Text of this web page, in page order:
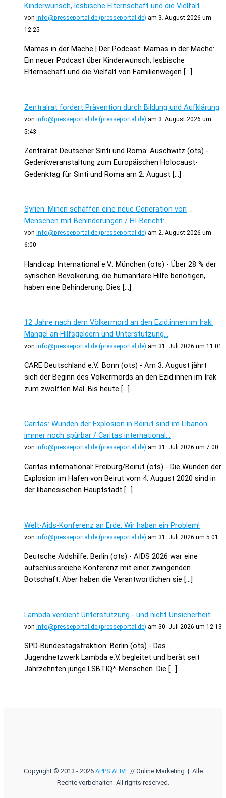
Kinderwunsch, lesbische Elternschaft und die Vielfalt...
von info@presseportal.de (presseportal.de) am 3. August 2026 um
12:25
Mamas in der Mache | Der Podcast: Mamas in der Mache:
Ein neuer Podcast über Kinderwunsch, lesbische
Elternschaft und die Vielfalt von Familienwegen […]
Zentralrat fordert Prävention durch Bildung und Aufklärung
von info@presseportal.de (presseportal.de) am 3. August 2026 um
5:43
Zentralrat Deutscher Sinti und Roma: Auschwitz (ots) -
Gedenkveranstaltung zum Europäischen Holocaust-
Gedenktag für Sinti und Roma am 2. August […]
Syrien: Minen schaffen eine neue Generation von
Menschen mit Behinderungen / HI-Bericht:...
von info@presseportal.de (presseportal.de) am 2. August 2026 um
6:00
Handicap International e.V.: München (ots) - Über 28 % der
syrischen Bevölkerung, die humanitäre Hilfe benötigen,
haben eine Behinderung. Dies […]
12 Jahre nach dem Völkermord an den Ezid:innen im Irak:
Mangel an Hilfsgeldern und Unterstützung...
von info@presseportal.de (presseportal.de) am 31. Juli 2026 um 11:01
CARE Deutschland e.V.: Bonn (ots) - Am 3. August jährt
sich der Beginn des Völkermords an den Ezid:innen im Irak
zum zwölften Mal. Bis heute […]
Caritas: Wunden der Explosion in Beirut sind im Libanon
immer noch spürbar / Caritas international...
von info@presseportal.de (presseportal.de) am 31. Juli 2026 um 7:00
Caritas international: Freiburg/Beirut (ots) - Die Wunden der
Explosion im Hafen von Beirut vom 4. August 2020 sind in
der libanesischen Hauptstadt […]
Welt-Aids-Konferenz an Erde: Wir haben ein Problem!
von info@presseportal.de (presseportal.de) am 31. Juli 2026 um 5:01
Deutsche Aidshilfe: Berlin (ots) - AIDS 2026 war eine
aufschlussreiche Konferenz mit einer zwingenden
Botschaft. Aber haben die Verantwortlichen sie […]
Lambda verdient Unterstützung - und nicht Unsicherheit
von info@presseportal.de (presseportal.de) am 30. Juli 2026 um 12:13
SPD-Bundestagsfraktion: Berlin (ots) - Das
Jugendnetzwerk Lambda e.V. begleitet und berät seit
Jahrzehnten junge LSBTIQ*-Menschen. Die […]
Copyright © 2013 - 2026 APPS ALIVE// Online Marketing | Alle
Rechte vorbehalten. All rights reserved.